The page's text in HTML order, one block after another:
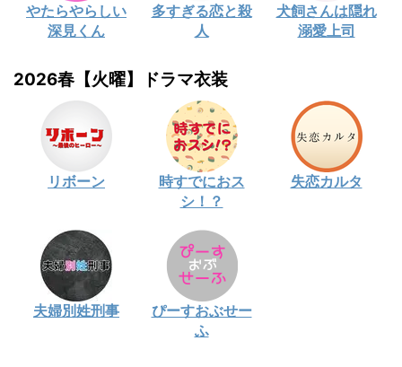
やたらやらしい
深見くん
多すぎる恋と殺
人
犬飼さんは隠れ
溺愛上司
2026春【火曜】ドラマ衣装
リボーン
時すでにおス
シ！？
失恋カルタ
夫婦別姓刑事
ぴーすおぶせー
ふ